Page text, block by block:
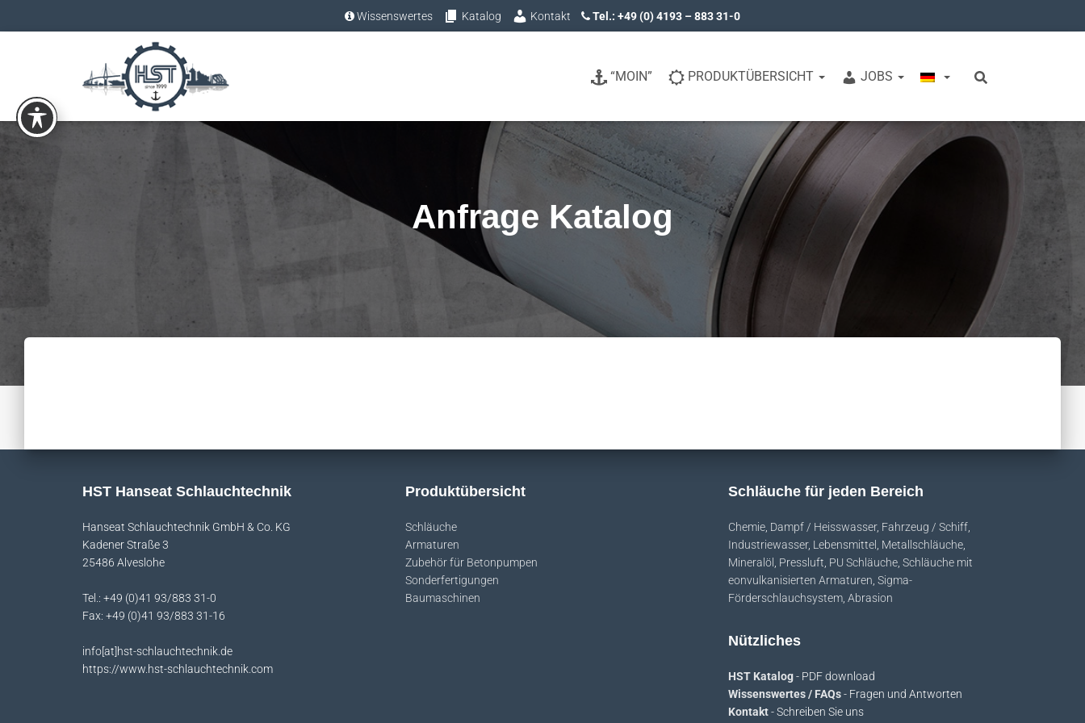
Wissenswertes Katalog Kontakt Tel.: +49 (0) 4193 – 883 31-0
“MOIN” PRODUKTÜBERSICHT JOBS
Anfrage Katalog
HST Hanseat Schlauchtechnik
Hanseat Schlauchtechnik GmbH & Co. KG
Kadener Straße 3
25486 Alveslohe
Tel.: +49 (0)41 93/883 31-0
Fax: +49 (0)41 93/883 31-16
info[at]hst-schlauchtechnik.de
https://www.hst-schlauchtechnik.com
Produktübersicht
Schläuche
Armaturen
Zubehör für Betonpumpen
Sonderfertigungen
Baumaschinen
Schläuche für jeden Bereich
Chemie Dampf / Heisswasser, Fahrzeug / Schiff
Industriewasser, Lebensmittel Metallschläuche
Mineralöl
Pressluft PU Schläuche Schläuche mit
eonvulkanisierten Armaturen Sigma-
Förderschlauchsystem Abrasion
Nützliches
HST Katalog- PDF download
Wissenswertes / FAQs- Fragen und Antworten
Kontakt- Schreiben Sie uns